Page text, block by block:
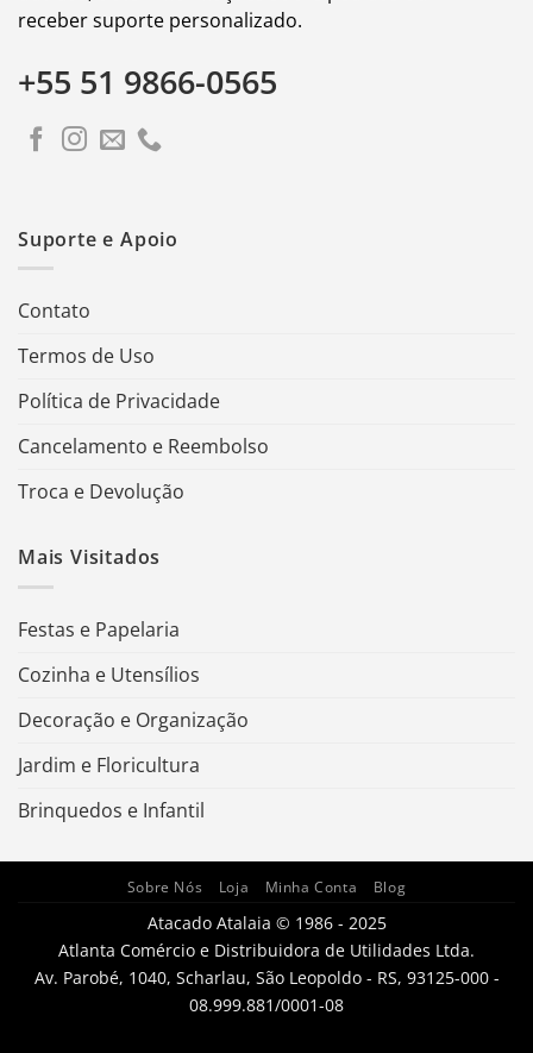
receber suporte personalizado.
+55 51 9866-0565
Suporte e Apoio
Contato
Termos de Uso
Política de Privacidade
Cancelamento e Reembolso
Troca e Devolução
Mais Visitados
Festas e Papelaria
Cozinha e Utensílios
Decoração e Organização
Jardim e Floricultura
Brinquedos e Infantil
Sobre Nós Loja Minha Conta Blog
Atacado Atalaia © 1986 - 2025
Atlanta Comércio e Distribuidora de Utilidades Ltda.
Av. Parobé, 1040, Scharlau, São Leopoldo - RS, 93125-000 -
08.999.881/0001-08